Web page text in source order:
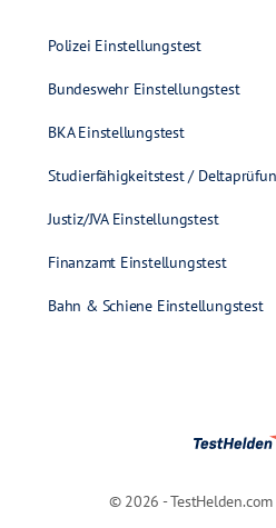
Polizei Einstellungstest
Bundeswehr Einstellungstest
BKA Einstellungstest
Studierfähigkeitstest /
Justiz/JVA Einstellungstest
Finanzamt Einstellungstest
Bahn & Schiene Einstellungstest
© 2026 - TestHelden.com